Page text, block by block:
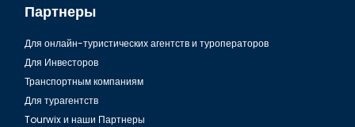
Партнеры
Для онлайн-туристических агентств и туроператоров
Для Инвесторов
Транспортным компаниям
Для турагентств
Tourwix и наши Партнеры